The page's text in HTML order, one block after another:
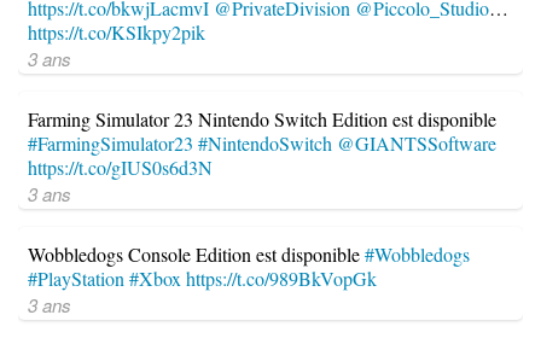
https://t.co/bkwjLacmvI @PrivateDivision @Piccolo_Studio…
https://t.co/KSIkpy2pik
3 ans
Farming Simulator 23 Nintendo Switch Edition est disponible
#FarmingSimulator23 #NintendoSwitch @GIANTSSoftware
https://t.co/gIUS0s6d3N
3 ans
Wobbledogs Console Edition est disponible#Wobbledogs
#PlayStation #Xbox https://t.co/989BkVopGk
3 ans